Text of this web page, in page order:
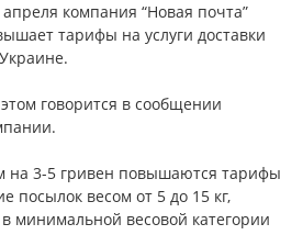
компания “Новая почта”
тарифы на услуги доставки
говорится в сообщении
на 3-5 гривен повышаются тарифы
посылок весом от 5 до 15 кг,
минимальной весовой категории